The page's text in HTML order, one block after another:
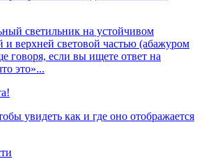
светильник на устойчивом
и верхней световой частью (абажуром
говоря, если вы ищете ответ на
это»...
увидеть как и где оно отображается